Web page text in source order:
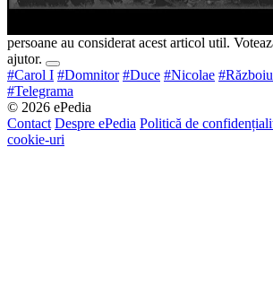
persoane au considerat acest articol util.
ajutor.
#Carol I #Domnitor #Duce #Nicolae
#Telegrama
© 2026 ePedia
Contact Despre ePedia Politică de
cookie-uri